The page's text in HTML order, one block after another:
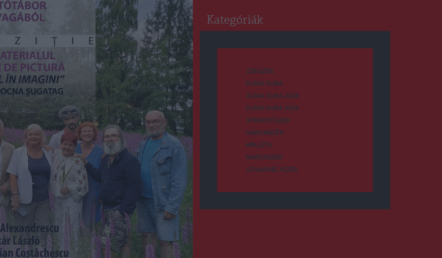
Kategóriák
CSÍKSZÉK
DUMA DUBA
DUMA DUBA 2024
DUMA DUBA 2026
GYERGYÓSZÉK
HÁROMSZÉK
HÍRLISTA
MAROSSZÉK
UDVARHELYSZÉK